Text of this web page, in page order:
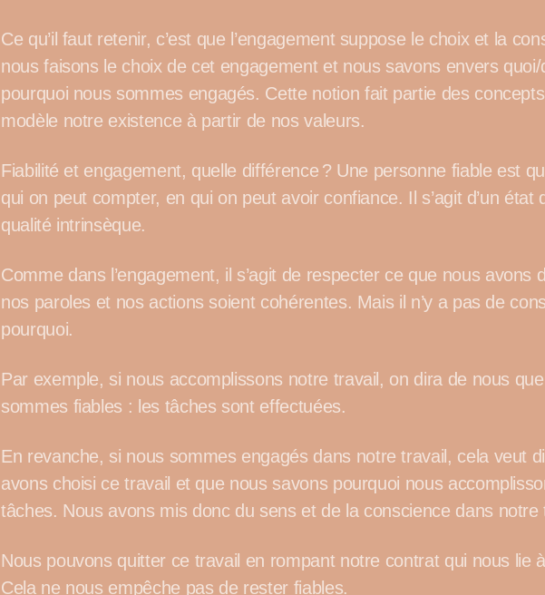
Ce qu’il faut retenir, c’est que l’engagement suppose le choix et la
nous faisons le choix de cet engagement et nous savons envers quoi/
pourquoi nous sommes engagés. Cette notion fait partie des
modèle notre existence à partir de nos valeurs.
Fiabilité et engagement, quelle différence ? Une personne fiable est
qui on peut compter, en qui on peut avoir confiance. Il s’agit d’un état
qualité intrinsèque.
Comme dans l’engagement, il s’agit de respecter ce que nous avons
nos paroles et nos actions soient cohérentes. Mais il n’y a pas de
pourquoi.
Par exemple, si nous accomplissons notre travail, on dira de nous
sommes fiables : les tâches sont effectuées.
En revanche, si nous sommes engagés dans notre travail, cela veut
avons choisi ce travail et que nous savons pourquoi nous
tâches. Nous avons mis donc du sens et de la conscience dans notre
Nous pouvons quitter ce travail en rompant notre contrat qui nous lie à
Cela ne nous empêche pas de rester fiables.